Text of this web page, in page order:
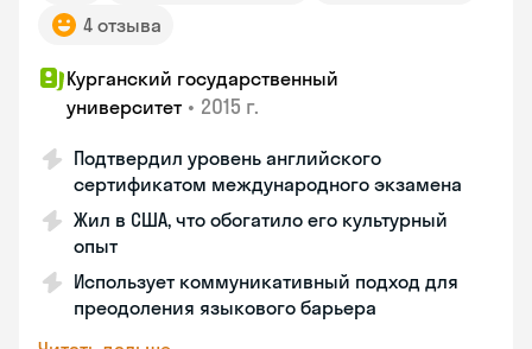
4 отзыва
Курганский государственный
университет • 2015 г.
Подтвердил уровень английского
сертификатом международного экзамена
Жил в США, что обогатило его культурный
опыт
Использует коммуникативный подход для
преодоления языкового барьера